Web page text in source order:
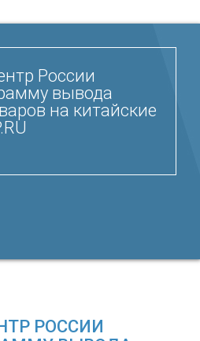
России
вывода
на китайские
РОССИИ